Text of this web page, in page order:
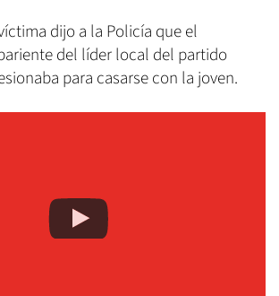
dijo a la Policía que el
del líder local del partido
para casarse con la joven.